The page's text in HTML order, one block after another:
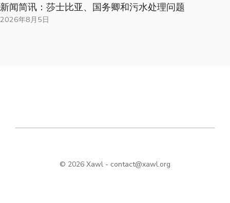
新闻简讯：莎士比亚、国务卿和污水处理问题
2026年8月5日
© 2026 Xawl - contact@xawl.org